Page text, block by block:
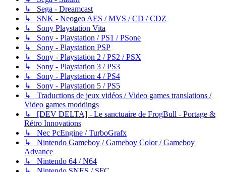
↳ Sega - Dreamcast
↳ SNK - Neogeo AES / MVS / CD / CDZ
↳ Sony Playstation Vita
↳ Sony - Playstation / PS1 / PSone
↳ Sony - Playstation PSP
↳ Sony - Playstation 2 / PS2 / PSX
↳ Sony - Playstation 3 / PS3
↳ Sony - Playstation 4 / PS4
↳ Sony - Playstation 5 / PS5
↳ Traductions de jeux vidéos / Video games translations /
Video games moddings
↳ [DEV DELTA] - Le sanctuaire de FrogBull - Portage &
Rétro Innovations
↳ Nec PcEngine / TurboGrafx
↳ Nintendo Gameboy / Gameboy Color / Gameboy
Advance
↳ Nintendo 64 / N64